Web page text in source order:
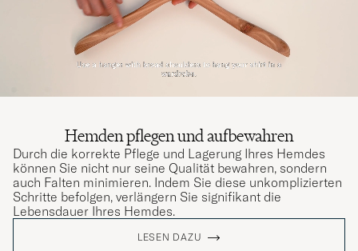
Hemden pflegen und aufbewahren
Durch die korrekte Pflege und Lagerung Ihres Hemdes
können Sie nicht nur seine Qualität bewahren, sondern
auch Falten minimieren. Indem Sie diese unkomplizierten
Schritte befolgen, verlängern Sie signifikant die
Lebensdauer Ihres Hemdes.
LESEN DAZU